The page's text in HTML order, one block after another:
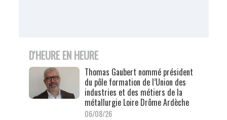
D'HEURE EN HEURE
Thomas Gaubert nommé président
du pôle formation de l’Union des
industries et des métiers de la
métallurgie Loire Drôme Ardèche
06/08/26